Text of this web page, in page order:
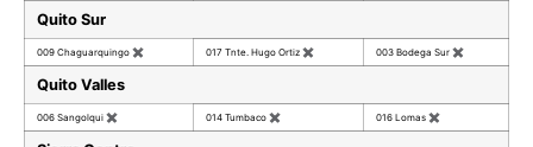
Quito Sur
009 Chaguarquingo ✖ 017 Tnte. Hugo Ortiz ✖ 003 Bodega Sur ✖
Quito Valles
006 Sangolqui ✖ 014 Tumbaco ✖ 016 Lomas ✖